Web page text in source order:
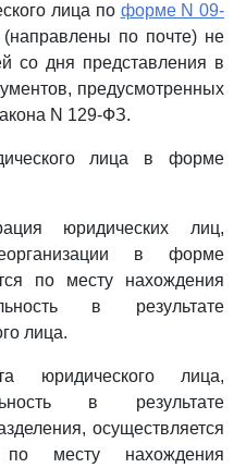
лица по форме N 09-
по почте) не
со дня представления в
предусмотренных
N 129-ФЗ.
лица в форме
юридических лиц,
в форме
по месту нахождения
в результате
лица.
юридического лица,
в результате
осуществляется
месту нахождения